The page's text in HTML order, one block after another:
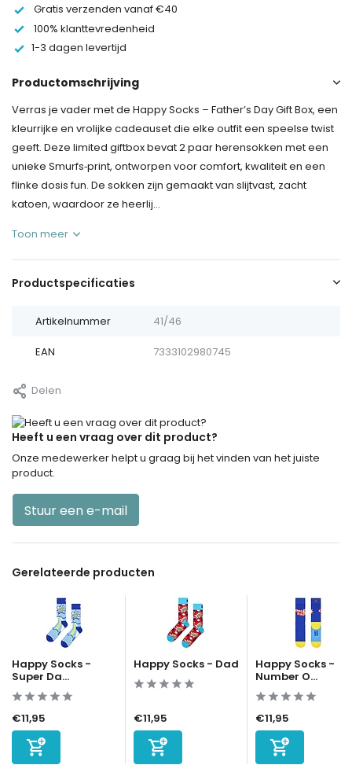
Gratis verzenden vanaf €40
100% klanttevredenheid
1-3 dagen levertijd
Productomschrijving
Verras je vader met de Happy Socks – Father’s Day Gift Box, een
kleurrijke en vrolijke cadeauset die elke outfit een speelse twist
geeft. Deze limited giftbox bevat 2 paar herensokken met een
unieke Smurfs‑print, ontworpen voor comfort, kwaliteit en een
flinke dosis fun. De sokken zijn gemaakt van slijtvast, zacht
katoen, waardoor ze heerlij...
Toon meer
Productspecificaties
Artikelnummer 41/46
EAN 7333102980745
Delen
Heeft u een vraag over dit product?
Onze medewerker helpt u graag bij het vinden van het juiste
product.
Stuur een e-mail
Gerelateerde producten
Happy Socks -
Super Da...
€11,95
Happy Socks - Dad
€11,95
Happy Socks -
Number O...
€11,95